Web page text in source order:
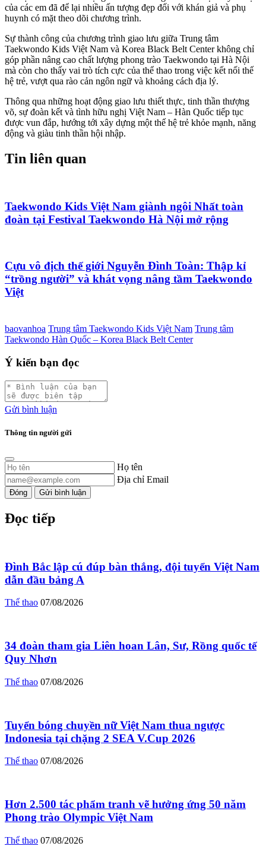
của các em đã để lại nhiều ấn tượng đẹp đối với khán giả và phụ
huynh có mặt theo dõi chương trình.
Sự thành công của chương trình giao lưu giữa Trung tâm
Taekwondo Kids Việt Nam và Korea Black Belt Center không chỉ
góp phần nâng cao chất lượng phong trào Taekwondo tại Hà Nội
mà còn cho thấy vai trò tích cực của thể thao trong việc kết nối thế
hệ trẻ, vượt qua rào cản ngôn ngữ và khoảng cách địa lý.
Thông qua những hoạt động giao lưu thiết thực, tinh thần thượng
võ, sự đoàn kết và tình hữu nghị Việt Nam – Hàn Quốc tiếp tục
được vun đắp, hướng tới xây dựng một thế hệ trẻ khỏe mạnh, năng
động và giàu tinh thần hội nhập.
Tin liên quan
Taekwondo Kids Việt Nam giành ngôi Nhất toàn
đoàn tại Festival Taekwondo Hà Nội mở rộng
Cựu vô địch thế giới Nguyễn Đình Toàn: Thập kỉ
“trồng người” và khát vọng nâng tầm Taekwondo
Việt
baovanhoa Trung tâm Taekwondo Kids Việt Nam Trung tâm
Taekwondo Hàn Quốc – Korea Black Belt Center
Ý kiến bạn đọc
Gửi bình luận
Thông tin người gửi
Họ tên
Địa chỉ Email
Đóng Gửi bình luận
Đọc tiếp
Đình Bắc lập cú đúp bàn thắng, đội tuyển Việt Nam
dẫn đầu bảng A
Thể thao 07/08/2026
34 đoàn tham gia Liên hoan Lân, Sư, Rồng quốc tế
Quy Nhơn
Thể thao 07/08/2026
Tuyển bóng chuyền nữ Việt Nam thua ngược
Indonesia tại chặng 2 SEA V.Cup 2026
Thể thao 07/08/2026
Hơn 2.500 tác phẩm tranh vẽ hưởng ứng 50 năm
Phong trào Olympic Việt Nam
Thể thao 07/08/2026